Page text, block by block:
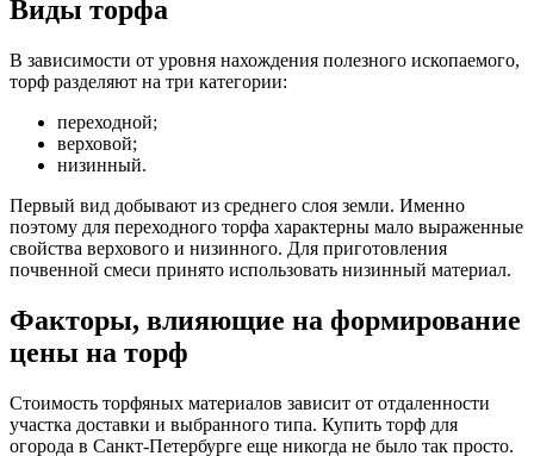
Виды торфа
В зависимости от уровня нахождения полезного ископаемого,
торф разделяют на три категории:
переходной;
верховой;
низинный.
Первый вид добывают из среднего слоя земли. Именно
поэтому для переходного торфа характерны мало выраженные
свойства верхового и низинного. Для приготовления
почвенной смеси принято использовать низинный материал.
Факторы, влияющие на формирование
цены на торф
Стоимость торфяных материалов зависит от отдаленности
участка доставки и выбранного типа. Купить торф для
огорода в Санкт-Петербурге еще никогда не было так просто.